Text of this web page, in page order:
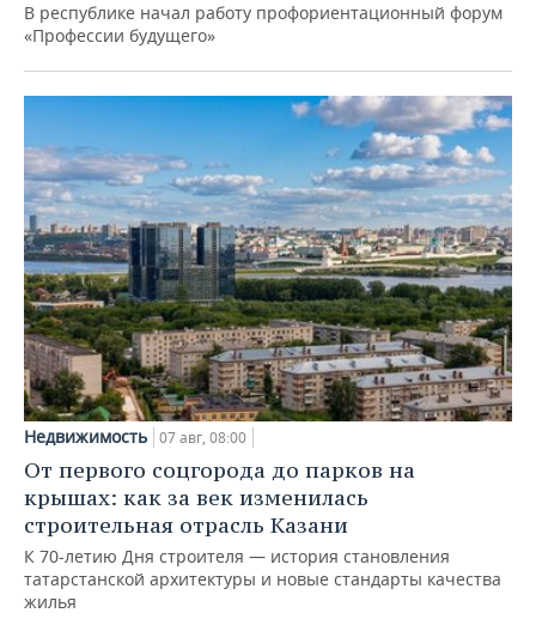
В республике начал работу профориентационный форум
«Профессии будущего»
Недвижимость 07 авг, 08:00
От первого соцгорода до парков на
крышах: как за век изменилась
строительная отрасль Казани
К 70-летию Дня строителя — история становления
татарстанской архитектуры и новые стандарты качества
жилья